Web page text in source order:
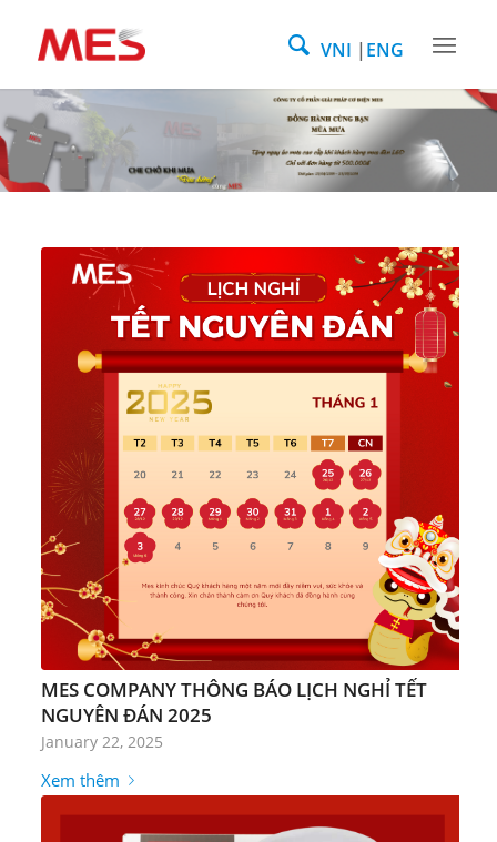
VNI ENG
MES COMPANY THÔNG BÁO LỊCH NGHỈ TẾT
NGUYÊN ĐÁN 2025
January 22, 2025
Xem thêm